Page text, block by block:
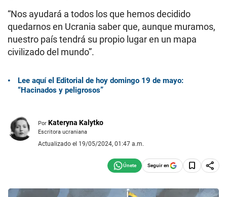
“Nos ayudará a todos los que hemos decidido
quedarnos en Ucrania saber que, aunque muramos,
nuestro país tendrá su propio lugar en un mapa
civilizado del mundo”.
Lee aquí el Editorial de hoy domingo 19 de mayo:
“Hacinados y peligrosos”
Por Kateryna Kalytko
Escritora ucraniana
Actualizado el 19/05/2024, 01:47 a.m.
Seguir en